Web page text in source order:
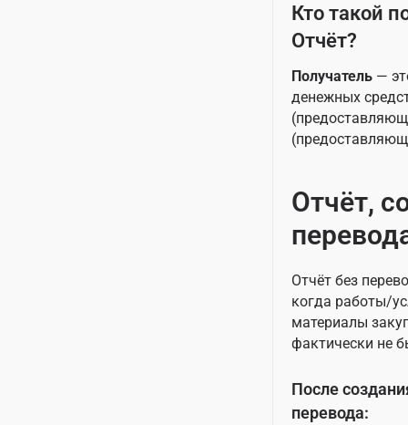
Кто такой
Отчёт?
Получатель —
денежных
Отчёт,
Отчёт без
когда работы/
материалы
фактически не
После
перевода: